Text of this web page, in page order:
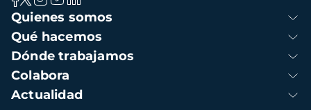
Navegación
principal
Quienes somos
Qué hacemos
Dónde trabajamos
Colabora
Actualidad